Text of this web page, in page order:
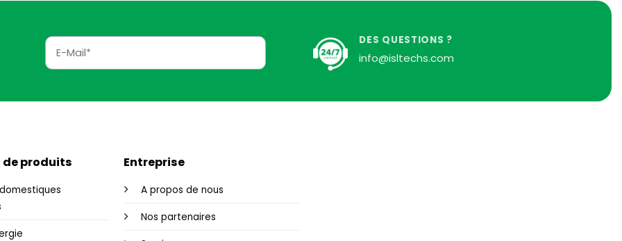
DES QUESTIONS ?
info@isltechs.com
produits Entreprise
A propos de nous
Nos partenaires